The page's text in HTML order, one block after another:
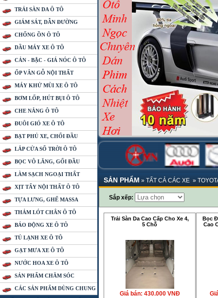
TRẢI SÀN DA Ô TÔ
GIÁM SÁT, DẪN ĐƯỜNG
CHỐNG ỒN Ô TÔ
DẦU MÁY XE Ô TÔ
CẢN - BẬC - GIÁ NÓC Ô TÔ
ỐP VÂN GỖ NỘI THẤT
MÁY KHỬ MÙI XE Ô TÔ
BƠM LỐP, HÚT BỤI Ô TÔ
CHE NẮNG Ô TÔ
ĐUÔI GIÓ XE Ô TÔ
BẠT PHỦ XE, CHỔI ĐẦU
LẮP CỬA SỔ TRỜI Ô TÔ
BỌC VÔ LĂNG, GỐI ĐẦU
LÀM SẠCH NGOẠI THẤT
XỊT TẨY NỘI THẤT Ô TÔ
TỰA LƯNG, GHẾ MASSA
THẢM LÓT CHÂN Ô TÔ
BÁO ĐỘNG XE Ô TÔ
TỦ LẠNH XE Ô TÔ
GẠT MƯA XE Ô TÔ
NƯỚC HOA XE Ô TÔ
SẢN PHẨM CHĂM SÓC
CÁC SẢN PHẨM DÙNG CHUNG
SẢN PHẨM » TẤT CẢ CÁC XE »
Sắp xếp:
Trải Sàn Da Cao Cấp Cho Xe 4,
5 Chỗ
Giá bán: 430.000 VNÐ
Bọc
Cao